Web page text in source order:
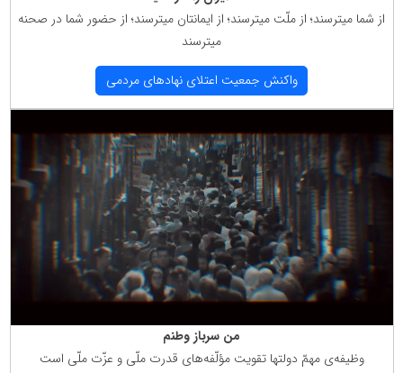
از شما میترسند؛ از ملّت میترسند؛ از ایمانتان میترسند؛ از حضور شما در صحنه
میترسند
واكنش جمعیت اعتلای نهادهای مردمی
من سرباز وطنم
وظیفه‌ی مهمّ دولتها تقویت مؤلّفه‌های قدرت ملّی و عزّت ملّی است